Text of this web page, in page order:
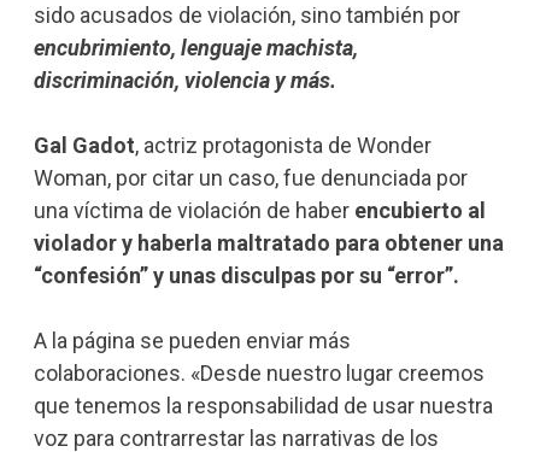
sido acusados de violación, sino también por
encubrimiento, lenguaje machista,
discriminación, violencia y más.
Gal Gadot, actriz protagonista de Wonder
Woman, por citar un caso, fue denunciada por
una víctima de violación de haber encubierto al
violador y haberla maltratado para obtener una
“confesión” y unas disculpas por su “error”.
A la página se pueden enviar más
colaboraciones. «Desde nuestro lugar creemos
que tenemos la responsabilidad de usar nuestra
voz para contrarrestar las narrativas de los